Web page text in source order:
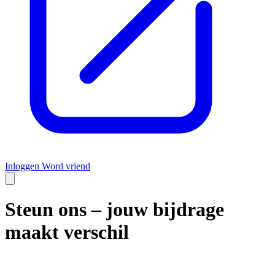
Inloggen Word vriend
Steun ons – jouw bijdrage
maakt verschil